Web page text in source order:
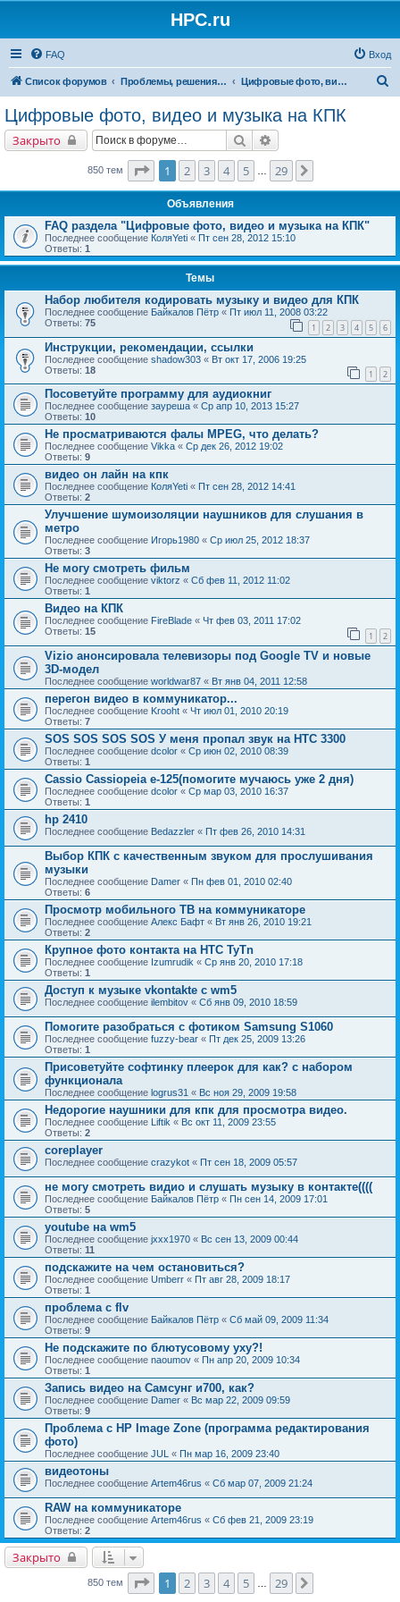
HPC.ru
FAQ Вход
Список форумов Проблемы, решения, советы Цифровые фото, видео и музыка на КПК
Цифровые фото, видео и музыка на КПК
Закрыто Поиск
850 тем Страница1 из
1 2 3 4 5 29
Объявления
FAQ раздела "Цифровые фото, видео и музыка на КПК"
Последнее сообщение КоляYeti « Пт сен 28, 2012 15:10
Ответы: 1
Темы
Набор любителя кодировать музыку и видео для КПК
Последнее сообщение Байкалов Пётр « Пт июл 11, 2008 03:22
Ответы: 75 1 2 3 4 5 6
Инструкции, рекомендации, ссылки
Последнее сообщение shadow303 « Вт окт 17, 2006 19:25
Ответы: 18 1 2
Посоветуйте программу для аудиокниг
Последнее сообщение зауреша « Ср апр 10, 2013 15:27
Ответы: 10
Не просматриваются фалы MPEG, что делать?
Последнее сообщение Vikka « Ср дек 26, 2012 19:02
Ответы: 9
видео он лайн на кпк
Последнее сообщение КоляYeti « Пт сен 28, 2012 14:41
Ответы: 2
Улучшение шумоизоляции наушников для слушания в
метро
Последнее сообщение Игорь1980 « Ср июл 25, 2012 18:37
Ответы: 3
Не могу смотреть фильм
Последнее сообщение viktorz « Сб фев 11, 2012 11:02
Ответы: 1
Видео на КПК
Последнее сообщение FireBlade « Чт фев 03, 2011 17:02
Ответы: 15 1 2
Vizio анонсировала телевизоры под Google TV и новые
3D-модел
Последнее сообщение worldwar87 « Вт янв 04, 2011 12:58
перегон видео в коммуникатор...
Последнее сообщение Krooht « Чт июл 01, 2010 20:19
Ответы: 7
SOS SOS SOS SOS У меня пропал звук на HTC 3300
Последнее сообщение dcolor « Ср июн 02, 2010 08:39
Ответы: 1
Cassio Cassiopeia e-125(помогите мучаюсь уже 2 дня)
Последнее сообщение dcolor « Ср мар 03, 2010 16:37
Ответы: 1
hp 2410
Последнее сообщение Bedazzler « Пт фев 26, 2010 14:31
Выбор КПК с качественным звуком для прослушивания
музыки
Последнее сообщение Damer « Пн фев 01, 2010 02:40
Ответы: 6
Просмотр мобильного ТВ на коммуникаторе
Последнее сообщение Алекс Бафт « Вт янв 26, 2010 19:21
Ответы: 2
Крупное фото контакта на HTC TyTn
Последнее сообщение Izumrudik « Ср янв 20, 2010 17:18
Ответы: 1
Доступ к музыке vkontakte с wm5
Последнее сообщение ilembitov « Сб янв 09, 2010 18:59
Помогите разобраться с фотиком Samsung S1060
Последнее сообщение fuzzy-bear « Пт дек 25, 2009 13:26
Ответы: 1
Присоветуйте софтинку плеерок для как? с набором
функционала
Последнее сообщение logrus31 « Вс ноя 29, 2009 19:58
Недорогие наушники для кпк для просмотра видео.
Последнее сообщение Liftik « Вс окт 11, 2009 23:55
Ответы: 2
coreplayer
Последнее сообщение crazykot « Пт сен 18, 2009 05:57
не могу смотреть видио и слушать музыку в контакте((((
Последнее сообщение Байкалов Пётр « Пн сен 14, 2009 17:01
Ответы: 5
youtube на wm5
Последнее сообщение jxxx1970 « Вс сен 13, 2009 00:44
Ответы: 11
подскажите на чем остановиться?
Последнее сообщение Umberr « Пт авг 28, 2009 18:17
Ответы: 1
проблема с flv
Последнее сообщение Байкалов Пётр « Сб май 09, 2009 11:34
Ответы: 9
Не подскажите по блютусовому уху?!
Последнее сообщение naoumov « Пн апр 20, 2009 10:34
Ответы: 1
Запись видео на Самсунг и700, как?
Последнее сообщение Damer « Вс мар 22, 2009 09:59
Ответы: 9
Проблема с HP Image Zone (программа редактирования
фото)
Последнее сообщение JUL « Пн мар 16, 2009 23:40
видеотоны
Последнее сообщение Artem46rus « Сб мар 07, 2009 21:24
RAW на коммуникаторе
Последнее сообщение Artem46rus « Сб фев 21, 2009 23:19
Ответы: 2
Закрыто
850 тем Страница1 из
1 2 3 4 5 29